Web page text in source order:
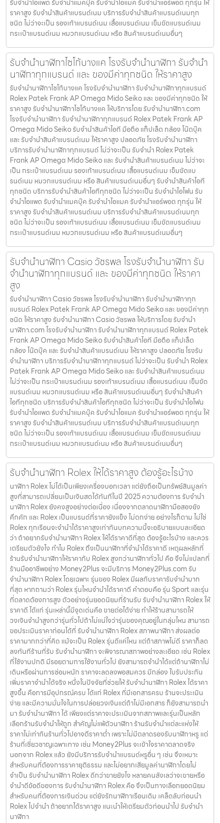
รับจำนำไอแพด รับจำนำแมคบุ๊ค รับจำนำไอแมค รับจำนำแอร์พอต ทุกรุ่น ให้
ราคาสูง รับจำนำสินค้าแบรนด์เนม บริการรับจำนำสินค้าแบรนด์เนมทุก
ชนิด ไม่ว่าจะเป็น รองเท้าแบรนด์เนม เสื้อแบรนด์เนม เข็มขัดแบรนด์เนม
กระเป๋าแบรนด์เนม หมวกแบรนด์เนม หรือ สินค้าแบรนด์เนมอื่นๆ
รับจำนำนาฬิกาไซโก้บางแค โรงรับจำนำนาฬิกา รับจำนำ
นาฬิกาทุกแบรนด์ และ ของมีค่าทุกชนิด ให้ราคาสูง
รับจำนำนาฬิกาไซโก้บางแค โรงรับจำนำนาฬิกา รับจำนำนาฬิกาทุกแบรนด์
Rolex Patek Frank AP Omega Mido Seiko และ ของมีค่าทุกชนิด ให้
ราคาสูง รับจำนำนาฬิกาไซโก้บางแค ให้บริการโดย รับจํานํานาฬิกา.com
โรงรับจำนำนาฬิกา รับจำนำนาฬิกาทุกแบรนด์ Rolex Patek Frank AP
Omega Mido Seiko รับจำนำสินค้าไอที มือถือ แท็ปเล็ต กล้อง โน๊ตบุ๊ค
และ รับจำนำสินค้าแบรนด์เนม ให้ราคาสูง ปลอดภัย โรงรับจำนำนาฬิกา
บริการรับจำนำนาฬิกาทุกแบรนด์ ไม่ว่าจะเป็น รับจำนำ Rolex Patek
Frank AP Omega Mido Seiko และ รับจำนำสินค้าแบรนด์เนม ไม่ว่าจะ
เป็น กระเป๋าแบรนด์เนม รองเท้าแบรนด์เนม เสื้อแบรนด์เนม เข็มขัดแบ
รนด์เนม หมวกแบรนด์เนม หรือ สินค้าแบรนด์เนมอื่นๆ รับจำนำสินค้าไอที
ทุกชนิด บริการรับจำนำสินค้าไอทีทุกชนิด ไม่ว่าจะเป็น รับจำนำไอโฟน รับ
จำนำไอแพด รับจำนำแมคบุ๊ค รับจำนำไอแมค รับจำนำแอร์พอต ทุกรุ่น ให้
ราคาสูง รับจำนำสินค้าแบรนด์เนม บริการรับจำนำสินค้าแบรนด์เนมทุก
ชนิด ไม่ว่าจะเป็น รองเท้าแบรนด์เนม เสื้อแบรนด์เนม เข็มขัดแบรนด์เนม
กระเป๋าแบรนด์เนม หมวกแบรนด์เนม หรือ สินค้าแบรนด์เนมอื่นๆ
รับจํานํานาฬิกา Casio วัชรพล โรงรับจำนำนาฬิกา รับ
จำนำนาฬิกาทุกแบรนด์ และ ของมีค่าทุกชนิด ให้ราคา
สูง
รับจํานํานาฬิกา Casio วัชรพล โรงรับจำนำนาฬิกา รับจำนำนาฬิกาทุก
แบรนด์ Rolex Patek Frank AP Omega Mido Seiko และ ของมีค่าทุก
ชนิด ให้ราคาสูง รับจํานํานาฬิกา Casio วัชรพล ให้บริการโดย รับจํานํา
นาฬิกา.com โรงรับจำนำนาฬิกา รับจำนำนาฬิกาทุกแบรนด์ Rolex Patek
Frank AP Omega Mido Seiko รับจำนำสินค้าไอที มือถือ แท็ปเล็ต
กล้อง โน๊ตบุ๊ค และ รับจำนำสินค้าแบรนด์เนม ให้ราคาสูง ปลอดภัย โรงรับ
จำนำนาฬิกา บริการรับจำนำนาฬิกาทุกแบรนด์ ไม่ว่าจะเป็น รับจำนำ Rolex
Patek Frank AP Omega Mido Seiko และ รับจำนำสินค้าแบรนด์เนม
ไม่ว่าจะเป็น กระเป๋าแบรนด์เนม รองเท้าแบรนด์เนม เสื้อแบรนด์เนม เข็มขัด
แบรนด์เนม หมวกแบรนด์เนม หรือ สินค้าแบรนด์เนมอื่นๆ รับจำนำสินค้า
ไอทีทุกชนิด บริการรับจำนำสินค้าไอทีทุกชนิด ไม่ว่าจะเป็น รับจำนำไอโฟน
รับจำนำไอแพด รับจำนำแมคบุ๊ค รับจำนำไอแมค รับจำนำแอร์พอต ทุกรุ่น ให้
ราคาสูง รับจำนำสินค้าแบรนด์เนม บริการรับจำนำสินค้าแบรนด์เนมทุก
ชนิด ไม่ว่าจะเป็น รองเท้าแบรนด์เนม เสื้อแบรนด์เนม เข็มขัดแบรนด์เนม
กระเป๋าแบรนด์เนม หมวกแบรนด์เนม หรือ สินค้าแบรนด์เนมอื่นๆ
รับจำนำนาฬิกา Rolex ให้ได้ราคาสูง ต้องรู้อะไรบ้าง
นาฬิกา Rolex ไม่ได้เป็นเพียงเครื่องบอกเวลา แต่ยังถือเป็นทรัพย์สินมูลค่า
สูงที่สามารถเปลี่ยนเป็นเงินสดได้ทันทีในปี 2025 ความต้องการ รับจำนำ
นาฬิกา Rolex ยังคงสูงอย่างต่อเนื่อง เนื่องจากตลาดนาฬิกามือสองยัง
คึกคัก และ Rolex เป็นแบรนด์ที่ราคายังแข็ง ไม่ตกง่าย อย่างไรก็ตาม ไม่ใช่
Rolex ทุกเรือนจะจำนำได้ราคาสูงเท่ากันบทความนี้จะอธิบายแบบละเอียด
ว่า ถ้าอยากรับจำนำนาฬิกา Rolex ให้ได้ราคาดีที่สุด ต้องรู้อะไรบ้าง และควร
เตรียมตัวยังไง ทำไม Rolex ถึงเป็นนาฬิกาที่จำนำได้ราคาดี เหตุผลหลักที่
ร้านรับจำนำนาฬิกาให้ราคากับ Rolex สูงกว่านาฬิกาทั่วไป คือ จึงไม่แปลกที่
ร้านมืออาชีพอย่าง Money2Plus จะมีบริการ Money2Plus.com รับ
จำนำนาฬิกา Rolex โดยเฉพาะ รุ่นของ Rolex มีผลกับราคารับจำนำมาก
ที่สุด หากถามว่า Rolex รุ่นไหนจำนำได้ราคาดี คำตอบคือ รุ่น Sport และรุ่น
ที่ตลาดต้องการสูง ตัวอย่างรุ่นยอดนิยมที่ร้านรับ รับจำนำนาฬิกา Rolex ให้
ราคาดี ได้แก่ รุ่นเหล่านี้มีจุดเด่นคือ ขายต่อได้ง่าย ทำให้ร้านสามารถให้
วงเงินจำนำสูงกว่ารุ่นทั่วไปถ้าไม่แน่ใจว่ารุ่นของคุณอยู่ในกลุ่มไหน สามารถ
ขอประเมินราคาก่อนได้ที่ รับจำนำนาฬิกา Rolex สภาพนาฬิกา ส่งผลต่อ
ราคามากกว่าที่คิด แม้จะเป็น Rolex รุ่นดีแค่ไหน แต่ถ้าสภาพไม่ดี ราคาก็ลด
ลงทันทีร้านที่รับ รับจำนำนาฬิกา จะพิจารณาสภาพอย่างละเอียด เช่น Rolex
ที่ใช้งานปกติ มีรอยตามการใช้งานทั่วไป ยังสามารถจำนำได้แต่ถ้านาฬิกาไม่
เดินหรือผ่านการซ่อมหนัก ราคาจะลดลงพอสมควร มีกล่อง ใบรับประกัน
เพิ่มราคาจำนำได้จริง หนึ่งในปัจจัยที่ช่วยให้ รับจำนำนาฬิกา Rolex ได้ราคา
สูงขึ้น คือการมีอุปกรณ์ครบ ได้แก่ Rolex ที่มีเอกสารครบ ร้านจะประเมิน
ง่าย และมีความมั่นใจในการปล่อยวงเงินแต่ถ้าไม่มีเอกสาร ก็ยังสามารถนำ
มา รับจำนำนาฬิกา ได้ เพียงแต่ราคาจะประเมินจากสภาพและรุ่นเป็นหลัก
เลือกร้านรับจำนำให้ถูก สำคัญไม่แพ้ตัวนาฬิกา ร้านรับจำนำแต่ละแห่งให้
ราคาไม่เท่ากันร้านทั่วไปอาจตีราคาต่ำ เพราะไม่มีตลาดรองรับนาฬิกาหรู แต่
ร้านที่เชี่ยวชาญเฉพาะทาง เช่น Money2Plus จะเข้าใจราคาตลาดจริง
นอกจาก Rolex แล้ว ยังมีบริการรับจำนำแบรนด์หรูอื่น ๆ เช่น จึงเหมาะ
สำหรับคนที่ต้องการราคายุติธรรม และไม่อยากเสียมูลค่านาฬิกาโดยไม่
จำเป็น รับจำนำนาฬิกา Rolex ดีกว่าขายยังไง หลายคนลังเลว่าจะขายหรือ
จำนำดีข้อดีของการ รับจำนำนาฬิกา Rolex คือ จึงเป็นทางเลือกยอดนิยม
สำหรับคนที่ต้องการเงินด่วน แต่ยังรักนาฬิกาเรือนเดิม เคล็ดลับก่อนนำ
Rolex ไปจำนำ ถ้าอยากได้ราคาสูง แนะนำให้เตรียมตัวก่อนนำไป รับจำนำ
นาฬิกา